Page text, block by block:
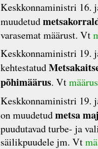
Keskkonnaministri 16.
muudetud
varasemat määrust. Vt
Keskkonnaministri 19.
kehtestatud
põhimäärus. Vt
Keskkonnaministri 19.
on muudetudmetsa
puudutavad turbe- ja
säilikpuudele jm. Vt